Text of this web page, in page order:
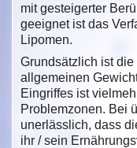
mit gesteigerter
geeignet ist das
Lipomen.
Grundsätzlich ist
allgemeinen
Eingriffes ist
Problemzonen. Bei
unerlässlich, dass
ihr / sein